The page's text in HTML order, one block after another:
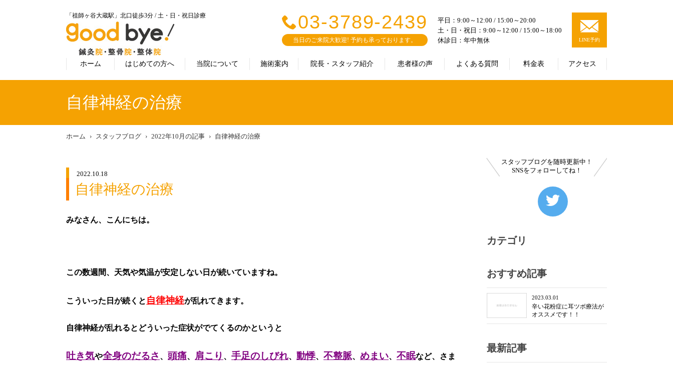
「祖師ヶ谷大蔵駅」北口徒歩3分 / 土・日・祝日診療
ホーム はじめての方へ 当院について 施術案内 院長・スタッフ紹介 患者様の声 よくある質問 料金表 アクセス
03-3789-2439
当日のご来院大歓迎! 予約も承っております。
平日：9:00～12:00 / 15:00～20:00
土・日・祝日：9:00～12:00 / 15:00～18:00
休診日：年中無休
LINE予約
自律神経の治療
ホーム スタッフブログ 2022年10月の記事 自律神経の治療
2022.10.18
自律神経の治療
みなさん、こんにちは。
この数週間、天気や気温が安定しない日が続いていますね。
こういった日が続くと 自律神経が乱れてきます。
自律神経が乱れるとどういった症状がでてくるのかというと
吐き気や全身のだるさ 、 頭痛、 肩こり 、 手足のしびれ、 動悸、 不整脈、 めまい、 不眠など、さま
スタッフブログを随時更新中！
SNSをフォローしてね！
カテゴリ
おすすめ記事
2023.03.01
辛い花粉症に耳ツボ療法が
オススメです！！
最新記事